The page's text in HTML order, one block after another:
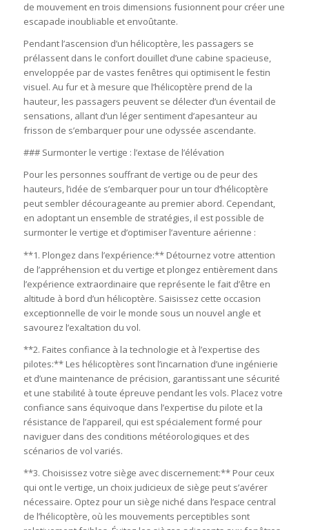
de mouvement en trois dimensions fusionnent pour créer une
escapade inoubliable et envoûtante.
Pendant l’ascension d’un hélicoptère, les passagers se
prélassent dans le confort douillet d’une cabine spacieuse,
enveloppée par de vastes fenêtres qui optimisent le festin
visuel. Au fur et à mesure que l’hélicoptère prend de la
hauteur, les passagers peuvent se délecter d’un éventail de
sensations, allant d’un léger sentiment d’apesanteur au
frisson de s’embarquer pour une odyssée ascendante.
### Surmonter le vertige : l’extase de l’élévation
Pour les personnes souffrant de vertige ou de peur des
hauteurs, l’idée de s’embarquer pour un tour d’hélicoptère
peut sembler décourageante au premier abord. Cependant,
en adoptant un ensemble de stratégies, il est possible de
surmonter le vertige et d’optimiser l’aventure aérienne :
**1. Plongez dans l’expérience:** Détournez votre attention
de l’appréhension et du vertige et plongez entièrement dans
l’expérience extraordinaire que représente le fait d’être en
altitude à bord d’un hélicoptère. Saisissez cette occasion
exceptionnelle de voir le monde sous un nouvel angle et
savourez l’exaltation du vol.
**2. Faites confiance à la technologie et à l’expertise des
pilotes:** Les hélicoptères sont l’incarnation d’une ingénierie
et d’une maintenance de précision, garantissant une sécurité
et une stabilité à toute épreuve pendant les vols. Placez votre
confiance sans équivoque dans l’expertise du pilote et la
résistance de l’appareil, qui est spécialement formé pour
naviguer dans des conditions météorologiques et des
scénarios de vol variés.
**3. Choisissez votre siège avec discernement:** Pour ceux
qui ont le vertige, un choix judicieux de siège peut s’avérer
nécessaire. Optez pour un siège niché dans l’espace central
de l’hélicoptère, où les mouvements perceptibles sont